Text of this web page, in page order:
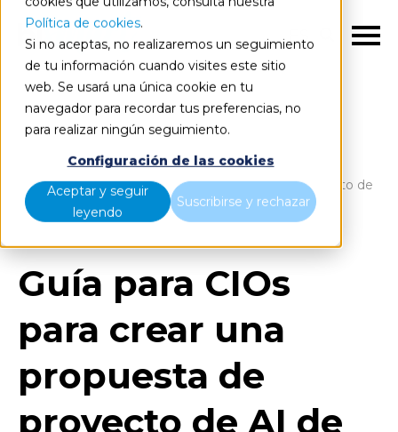
Política de cookies.
Si no aceptas, no realizaremos un seguimiento
de tu información cuando visites este sitio
web. Se usará una única cookie en tu
navegador para recordar tus preferencias, no
para realizar ningún seguimiento.
Configuración de las cookies
Aceptar y seguir
leyendo
Suscribirse y rechazar
ES
Guía para CIOs para crear una propuesta de proyecto de
AI de Gartner
Guía para CIOs
para crear una
propuesta de
proyecto de AI de